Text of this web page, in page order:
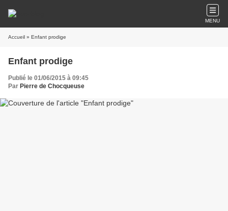
MENU
Accueil » Enfant prodige
Enfant prodige
Publié le 01/06/2015 à 09:45
Par Pierre de Chocqueuse